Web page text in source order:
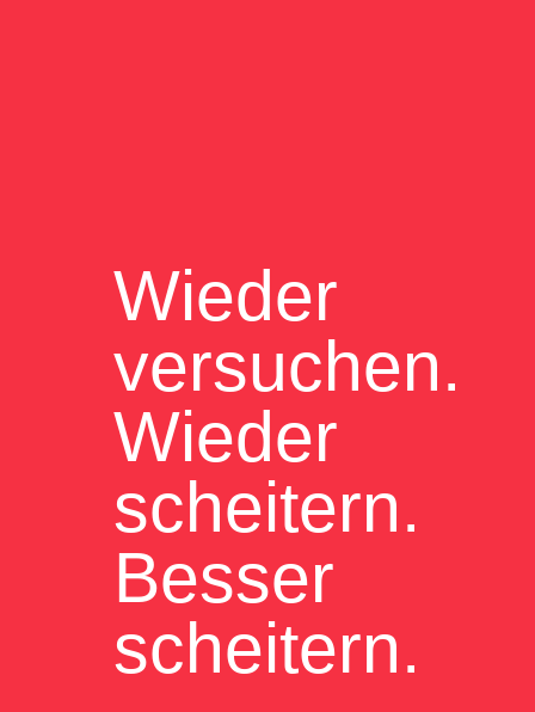
Wieder
versuchen.
Wieder
scheitern.
Besser
scheitern.